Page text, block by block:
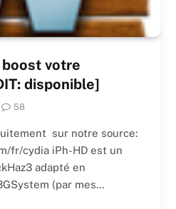
boost votre
disponible]
58
sur notre source:
fr/cydia iPh-HD est un
adapté en
(par mes…